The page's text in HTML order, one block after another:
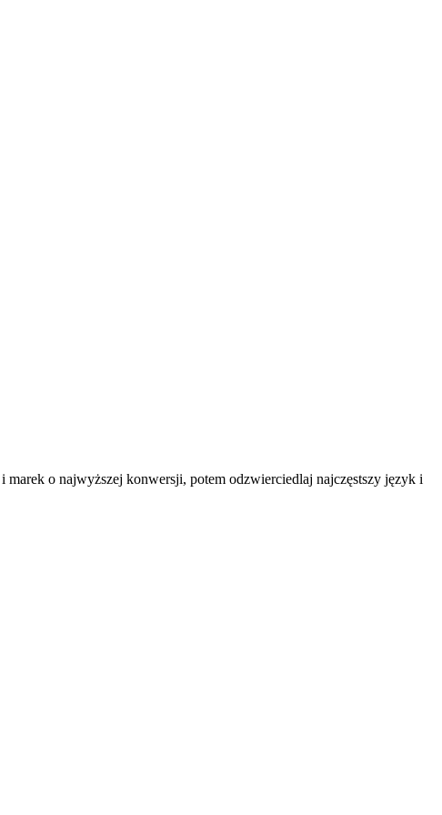
o najwyższej konwersji, potem odzwierciedlaj najczęstszy język i